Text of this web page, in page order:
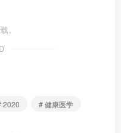
。
2020 # 健康医学